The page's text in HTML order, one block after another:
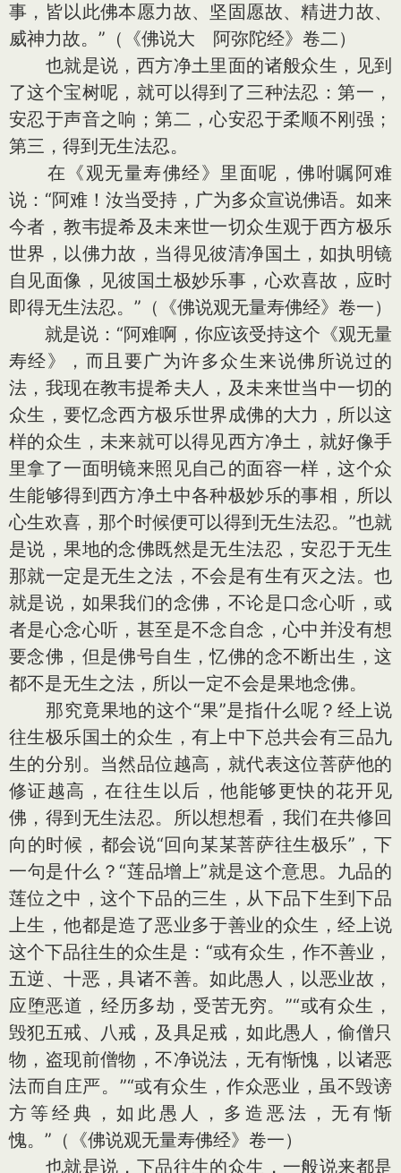
事，皆以此佛本愿力故、坚固愿故、精进力故、
威神力故。”（《佛说大 阿弥陀经》卷二）
也就是说，西方净土里面的诸般众生，见到
了这个宝树呢，就可以得到了三种法忍：第一，
安忍于声音之响；第二，心安忍于柔顺不刚强；
第三，得到无生法忍。
在《观无量寿佛经》里面呢，佛咐嘱阿难
说：“阿难！汝当受持，广为多众宣说佛语。如来
今者，教韦提希及未来世一切众生观于西方极乐
世界，以佛力故，当得见彼清净国土，如执明镜
自见面像，见彼国土极妙乐事，心欢喜故，应时
即得无生法忍。”（《佛说观无量寿佛经》卷一）
就是说：“阿难啊，你应该受持这个《观无量
寿经》，而且要广为许多众生来说佛所说过的
法，我现在教韦提希夫人，及未来世当中一切的
众生，要忆念西方极乐世界成佛的大力，所以这
样的众生，未来就可以得见西方净土，就好像手
里拿了一面明镜来照见自己的面容一样，这个众
生能够得到西方净土中各种极妙乐的事相，所以
心生欢喜，那个时候便可以得到无生法忍。”也就
是说，果地的念佛既然是无生法忍，安忍于无生
那就一定是无生之法，不会是有生有灭之法。也
就是说，如果我们的念佛，不论是口念心听，或
者是心念心听，甚至是不念自念，心中并没有想
要念佛，但是佛号自生，忆佛的念不断出生，这
都不是无生之法，所以一定不会是果地念佛。
那究竟果地的这个“果”是指什么呢？经上说
往生极乐国土的众生，有上中下总共会有三品九
生的分别。当然品位越高，就代表这位菩萨他的
修证越高，在往生以后，他能够更快的花开见
佛，得到无生法忍。所以想想看，我们在共修回
向的时候，都会说“回向某某菩萨往生极乐”，下
一句是什么？“莲品增上”就是这个意思。九品的
莲位之中，这个下品的三生，从下品下生到下品
上生，他都是造了恶业多于善业的众生，经上说
这个下品往生的众生是：“或有众生，作不善业，
五逆、十恶，具诸不善。如此愚人，以恶业故，
应堕恶道，经历多劫，受苦无穷。”“或有众生，
毁犯五戒、八戒，及具足戒，如此愚人，偷僧只
物，盗现前僧物，不净说法，无有惭愧，以诸恶
法而自庄严。”“或有众生，作众恶业，虽不毁谤
方等经典，如此愚人，多造恶法，无有惭
愧。”（《佛说观无量寿佛经》卷一）
也就是说，下品往生的众生，一般说来都是